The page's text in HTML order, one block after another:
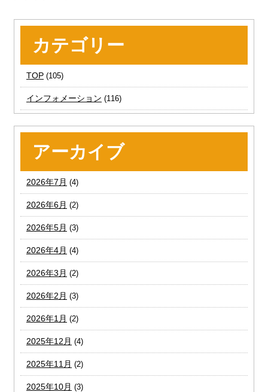
カテゴリー
TOP (105)
インフォメーション (116)
アーカイブ
2026年7月 (4)
2026年6月 (2)
2026年5月 (3)
2026年4月 (4)
2026年3月 (2)
2026年2月 (3)
2026年1月 (2)
2025年12月 (4)
2025年11月 (2)
2025年10月 (3)